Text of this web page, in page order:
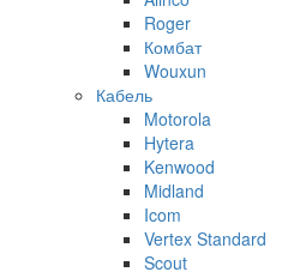
Roger
Комбат
Wouxun
Кабель
Motorola
Hytera
Kenwood
Midland
Icom
Vertex Standard
Scout